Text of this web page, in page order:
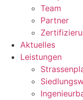
Team
Partner
Aktuelles
Leistungen